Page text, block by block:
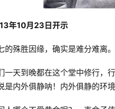
年10月23日开示
的殊胜因缘，确实是难分难离
一天到晚都在这个堂中修行，
是内外俱静呐！内外俱静的环